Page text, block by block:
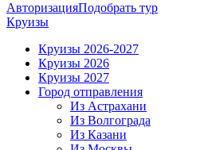
АвторизацияПодобрать тур
Круизы
Круизы 2026-2027
Круизы 2026
Круизы 2027
Город отправления
Из Астрахани
Из Волгограда
Из Казани